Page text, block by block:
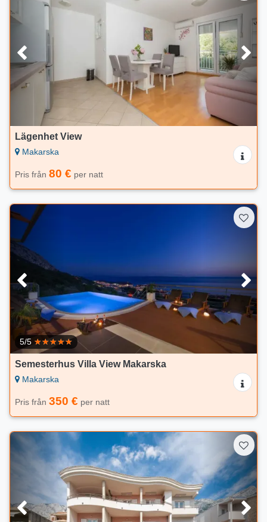
Lägenhet View
Makarska
Pris från 80 € per natt
5/5
Semesterhus Villa View Makarska
Makarska
Pris från 350 € per natt